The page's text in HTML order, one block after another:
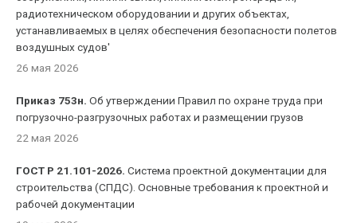
радиотехническом оборудовании и других объектах,
устанавливаемых в целях обеспечения безопасности полетов
воздушных судов'
26 мая 2026
Приказ 753н. Об утверждении Правил по охране труда при
погрузочно-разгрузочных работах и размещении грузов
22 мая 2026
ГОСТ Р 21.101-2026. Система проектной документации для
строительства (СПДС). Основные требования к проектной и
рабочей документации